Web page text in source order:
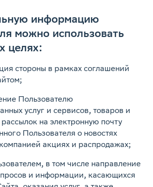
информацию
можно использовать
целях:
стороны в рамках соглашений
Пользователю
услуг и сервисов, товаров и
на электронную почту
Пользователя о новостях
акциях и распродажах;
в том числе направление
и информации, касающихся